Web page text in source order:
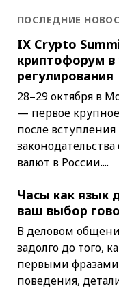
ПОСЛЕДНИЕ
IX Crypto
криптофорум в
регулирования
28–29 октября в
— первое
после вступления
валют в России....
Часы как язык
ваш выбор
В деловом
задолго до того,
первыми
поведения,